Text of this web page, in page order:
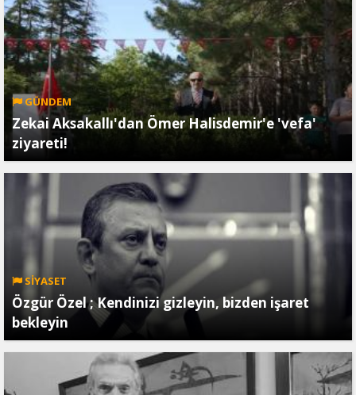
GÜNDEM
Zekai Aksakallı'dan Ömer Halisdemir'e 'vefa'
ziyareti!
SİYASET
Özgür Özel ; Kendinizi gizleyin, bizden işaret
bekleyin